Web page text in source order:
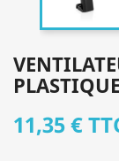
11,35 €